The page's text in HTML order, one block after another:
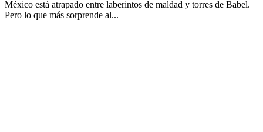
México está atrapado entre laberintos de maldad y torres de Babel.
Pero lo que más sorprende al...